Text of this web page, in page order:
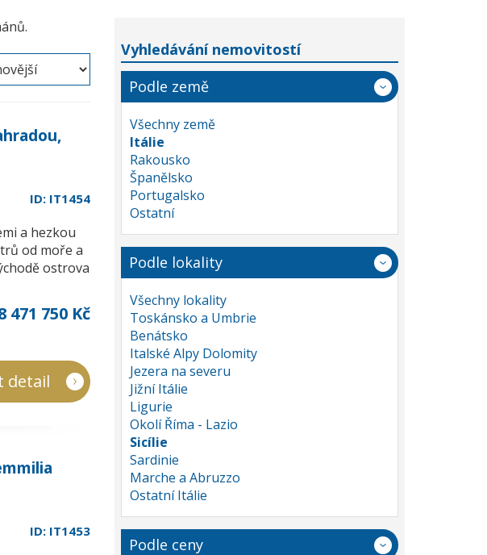
ID: IT1454
a hezkou
od moře a
ostrova
471 750 Kč
detail
ID: IT1453
Vyhledávání nemovitostí
Podle země
Všechny země
Itálie
Rakousko
Španělsko
Portugalsko
Ostatní
Podle lokality
Všechny lokality
Toskánsko a Umbrie
Benátsko
Italské Alpy Dolomity
Jezera na severu
Jižní Itálie
Ligurie
Okolí Říma - Lazio
Sicílie
Sardinie
Marche a Abruzzo
Ostatní Itálie
Podle ceny